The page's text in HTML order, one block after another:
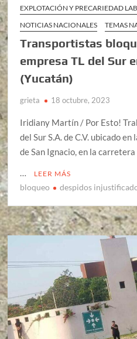
EXPLOTACIÓN Y PRECARIEDAD
NOTICIAS NACIONALES
TEMAS
Transportistas
empresa TL del Sur
(Yucatán)
grieta 18 octubre, 2023
Iridiany Martín / Por Esto!
del Sur S.A. de C.V. ubicado
de San Ignacio, en la
…
LEER MÁS
bloqueo despidos